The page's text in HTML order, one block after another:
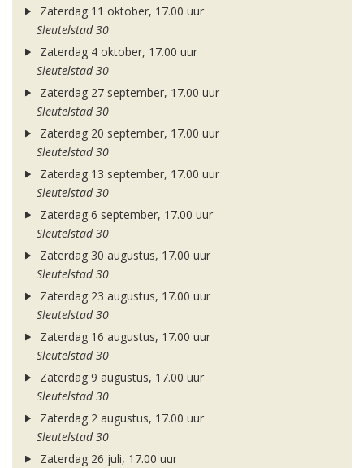
Zaterdag 11 oktober, 17.00 uur
Sleutelstad 30
Zaterdag 4 oktober, 17.00 uur
Sleutelstad 30
Zaterdag 27 september, 17.00 uur
Sleutelstad 30
Zaterdag 20 september, 17.00 uur
Sleutelstad 30
Zaterdag 13 september, 17.00 uur
Sleutelstad 30
Zaterdag 6 september, 17.00 uur
Sleutelstad 30
Zaterdag 30 augustus, 17.00 uur
Sleutelstad 30
Zaterdag 23 augustus, 17.00 uur
Sleutelstad 30
Zaterdag 16 augustus, 17.00 uur
Sleutelstad 30
Zaterdag 9 augustus, 17.00 uur
Sleutelstad 30
Zaterdag 2 augustus, 17.00 uur
Sleutelstad 30
Zaterdag 26 juli, 17.00 uur